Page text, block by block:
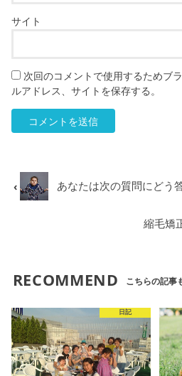
サイト
次回のコメントで使用するためブ
ルアドレス、サイトを保存する。
あなたは次の質問にどう
縮毛矯
RECOMMEND こちらの記事
日記